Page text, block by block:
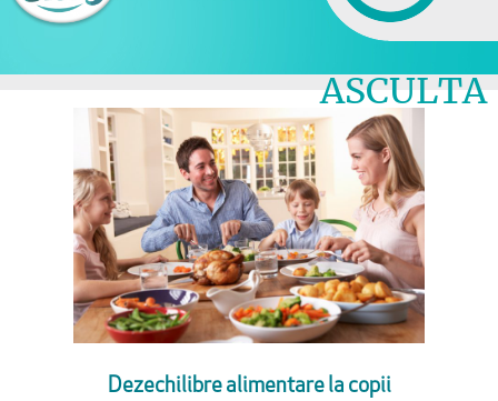
ASCULTA
LIVE
Dezechilibre alimentare la copii